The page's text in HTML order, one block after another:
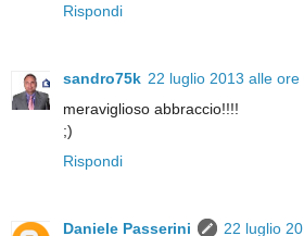
Rispondi
sandro75k 22 luglio 2013 alle ore
meraviglioso abbraccio!!!!
;)
Rispondi
Daniele Passerini
22 luglio